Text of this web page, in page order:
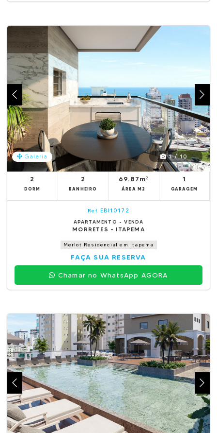
Galeria 1 / 10
2
DORM
2
BANHEIRO
69.87m²
ÁREA M2
1
GARAGEM
Ref. EBI10172
APARTAMENTO - VENDA
MORRETES - ITAPEMA
Merlot Residencial em Itapema
FAÇA SUA RESERVA
Chamar no WhatsApp AGORA